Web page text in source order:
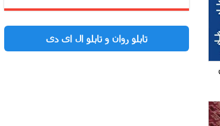
تابلو روان و تابلو ال ای دی